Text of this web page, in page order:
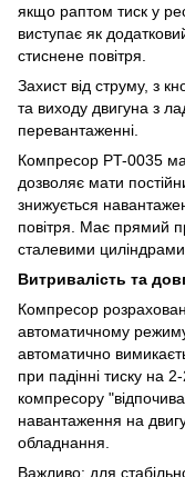
якщо раптом тиск у
виступає як
стиснене повітря.
Захист від струму, з
та виходу двигуна з
перевантаженні.
Компресор PT-0035
дозволяє мати
знижується
повітря. Має прямий
сталевими циліндрами.
Витривалість та
Компресор
автоматичному
автоматично
при падінні тиску на
компресору
навантаження на
обладнання.
Важливо: для